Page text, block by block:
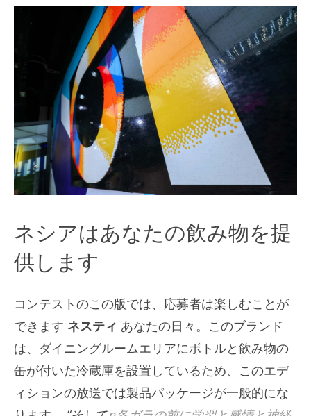
ネシアはあなたの飲み物を提
供します
コンテストのこの版では、応募者は楽しむことが
できます ネスティ あなたの日々。このブランド
は、ダイニングルームエリアにボトルと飲み物の
缶が付いた冷蔵庫を設置しているため、このエデ
ィションの放送では製品パッケージが一般的にな